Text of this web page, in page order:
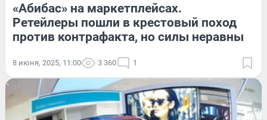
«Абибас» на маркетплейсах.
Ретейлеры пошли в крестовый поход
против контрафакта, но силы неравны
8 июня, 2025, 11:00 3 360 1